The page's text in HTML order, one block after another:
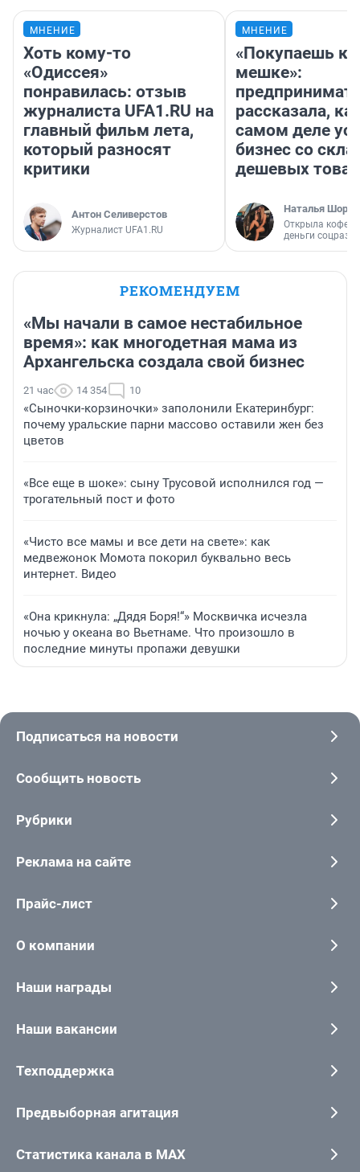
МНЕНИЕ
Хоть кому-то
«Одиссея»
понравилась: отзыв
журналиста UFA1.RU на
главный фильм лета,
который разносят
критики
Антон Селиверстов
Журналист UFA1.RU
МНЕНИЕ
«Покупаешь
мешке»:
рассказала,
самом деле
бизнес со
дешевых
Наталья
Открыла
деньги
РЕКОМЕНДУЕМ
«Мы начали в самое нестабильное
время»: как многодетная мама из
Архангельска создала свой бизнес
21 час 14 354 10
«Сыночки-корзиночки» заполонили Екатеринбург:
почему уральские парни массово оставили жен без
цветов
«Все еще в шоке»: сыну Трусовой исполнился год —
трогательный пост и фото
«Чисто все мамы и все дети на свете»: как
медвежонок Момота покорил буквально весь
интернет. Видео
«Она крикнула: „Дядя Боря!“» Москвичка исчезла
ночью у океана во Вьетнаме. Что произошло в
последние минуты пропажи девушки
Подписаться на новости
Сообщить новость
Рубрики
Реклама на сайте
Прайс-лист
О компании
Наши награды
Наши вакансии
Техподдержка
Предвыборная агитация
Статистика канала в MAX